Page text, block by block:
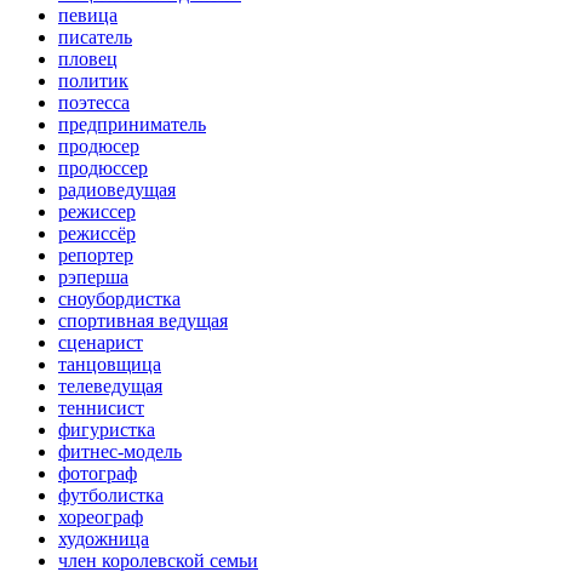
певица
писатель
пловец
политик
поэтесса
предприниматель
продюсер
продюссер
радиоведущая
режиссер
режиссёр
репортер
рэперша
сноубордистка
спортивная ведущая
сценарист
танцовщица
телеведущая
теннисист
фигуристка
фитнес-модель
фотограф
футболистка
хореограф
художница
член королевской семьи